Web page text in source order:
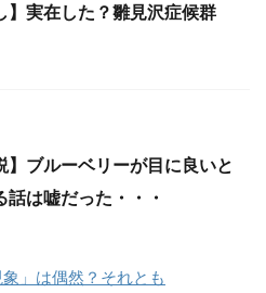
】実在した？雛見沢症候群
】ブルーベリーが目に良いと
話は嘘だった・・・
象」は偶然？それとも